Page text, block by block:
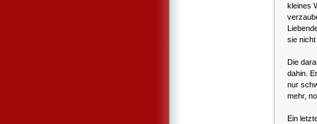
kleines
sie
Die
dahin.
nur
mehr,
Ein